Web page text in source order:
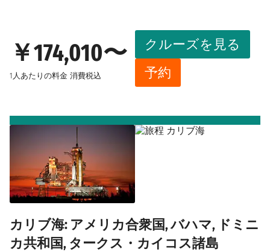
￥174,010〜
1人あたりの料金 消費税込
クルーズを見る
予約
カリブ海: アメリカ合衆国, バハマ, ドミニ
カ共和国, タークス・カイコス諸島